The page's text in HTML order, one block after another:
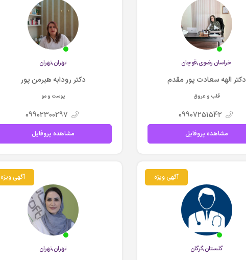
خراسان رضوي,قوچان
دکتر الهه سعادت پور مقدم
قلب و عروق
09907251542
مشاهده پروفایل
تهران,تهران
دکتر رودابه هیرمن پور
پوست و مو
09902300297
مشاهده پروفایل
آگهی ویژه
گلستان,گرگان
آگهی ویژه
تهران,تهران